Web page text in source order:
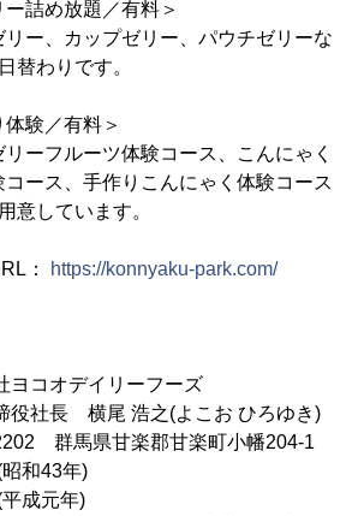
詰め放題／有料＞
ー、カップゼリー、パウチゼリーな
替わりです。
験／有料＞
ーフルーツ体験コース、こんにゃく
ース、手作りこんにゃく体験コース
意しています。
： https://konnyaku-park.com/
コオデイリーフーズ
社長 横尾 浩之(よこお ひろゆき)
群馬県甘楽郡甘楽町小幡204-1
和43年)
成元年)